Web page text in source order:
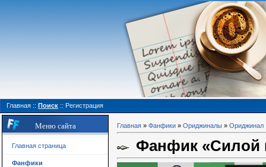
Главная :: Поиск :: Регистрация
Меню сайта
Главная страница
Фанфики
Главная » Фанфики » Ориджиналы » Ориджинал
Фанфик «Силой